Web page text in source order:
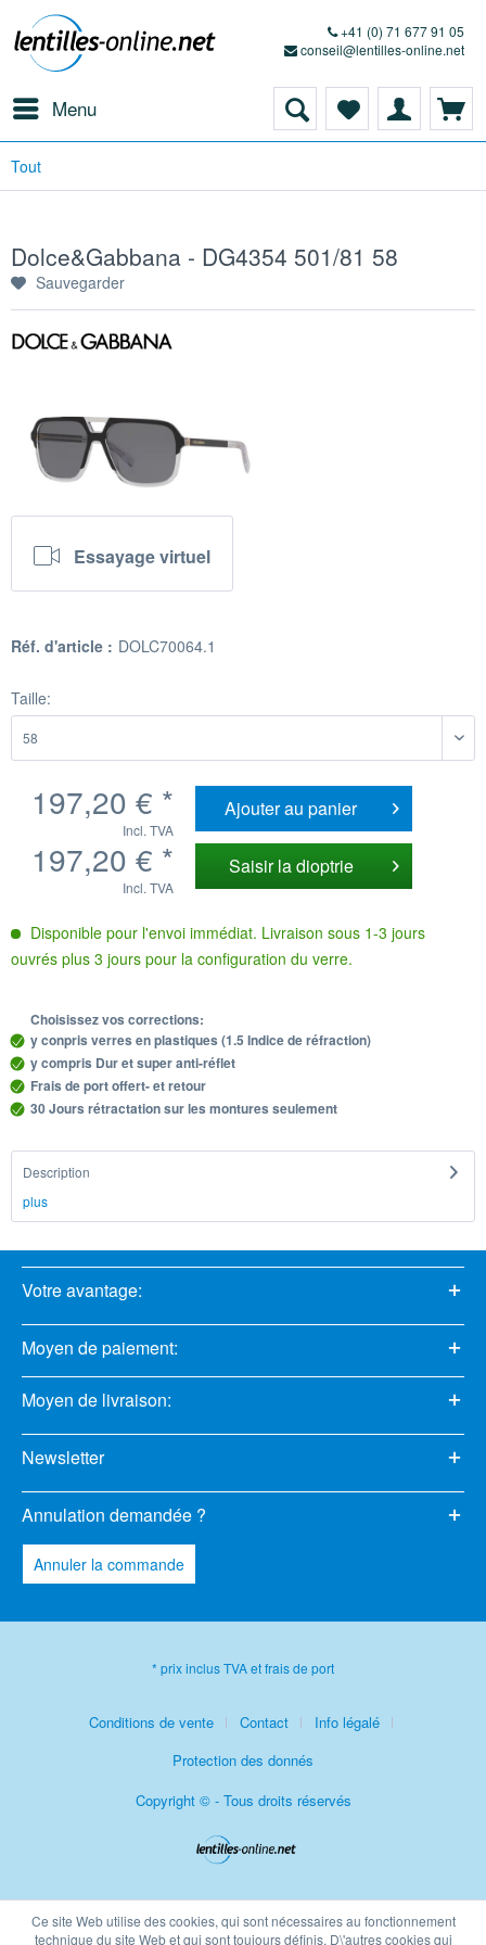
+41 (0) 71 677 91 05
conseil@lentilles-online.net
Menu
Tout
Dolce&Gabbana - DG4354 501/81 58
Sauvegarder
Essayage virtuel
Réf. d'article : DOLC70064.1
Taille:
197,20 € *
Incl. TVA
Ajouter au panier
197,20 € *
Incl. TVA
Saisir la dioptrie
Disponible pour l'envoi immédiat. Livraison sous 1-3 jours
ouvrés plus 3 jours pour la configuration du verre.
Choisissez vos corrections:
y conpris verres en plastiques (1.5 Indice de réfraction)
y compris Dur et super anti-réflet
Frais de port offert- et retour
30 Jours rétractation sur les montures seulement
Description
plus
Votre avantage:
Moyen de paiement:
Moyen de livraison:
Newsletter
Annulation demandée ?
Annuler la commande
* prix inclus TVA et frais de port
Conditions de vente Contact
Info légalé
Protection des donnés
Copyright © - Tous droits réservés
Ce site Web utilise des cookies, qui sont nécessaires au fonctionnement
technique du site Web et qui sont toujours définis. D\'autres cookies qui